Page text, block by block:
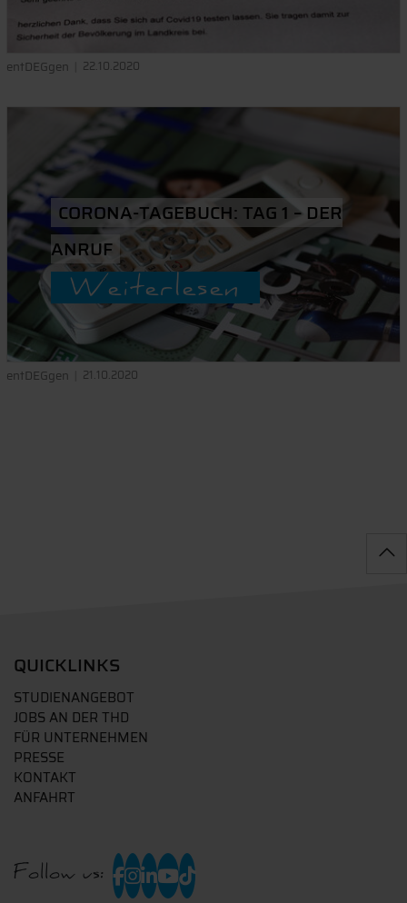
entDEGgen 22.10.2020
CORONA-TAGEBUCH: TAG 1 – DER
ANRUF
Weiterlesen
entDEGgen 21.10.2020
QUICKLINKS
STUDIENANGEBOT
JOBS AN DER THD
FÜR UNTERNEHMEN
PRESSE
KONTAKT
ANFAHRT
Follow us: